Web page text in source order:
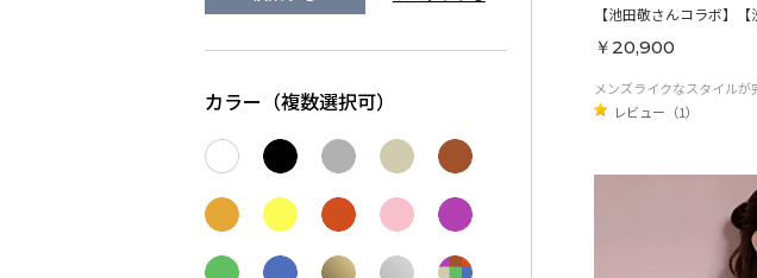
【池田敬さんコラボ】
￥20,900
メンズライクなスタイル
レビュー（1）